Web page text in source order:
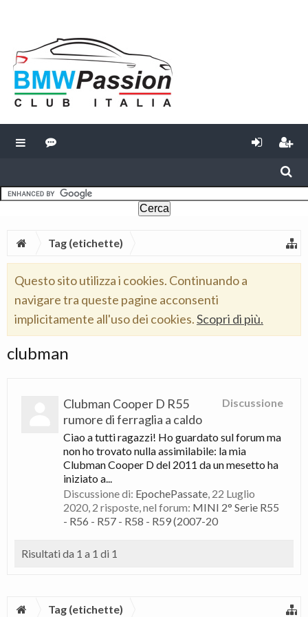
Tag (etichette)
Questo sito utilizza i cookies. Continuando a
navigare tra queste pagine acconsenti
implicitamente all'uso dei cookies.Scopri di più.
clubman
Discussione
Clubman Cooper D R55
rumore di ferraglia a caldo
Ciao a tutti ragazzi! Ho guardato sul forum ma
non ho trovato nulla assimilabile: la mia
Clubman Cooper D del 2011 da un mesetto ha
iniziato a...
Discussione di: EpochePassate, 22 Luglio
2020, 2 risposte, nel forum: MINI 2° Serie R55
- R56 - R57 - R58 - R59 (2007-20
Risultati da 1 a 1 di 1
Tag (etichette)